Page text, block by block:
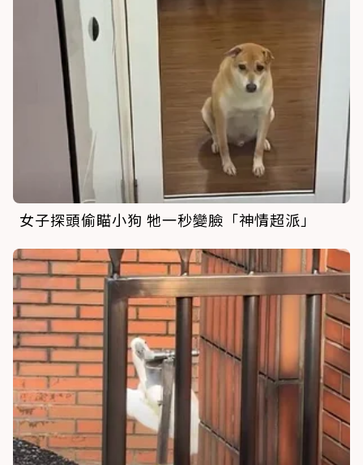
女子探頭偷瞄小狗 牠一秒變臉「神情超派」